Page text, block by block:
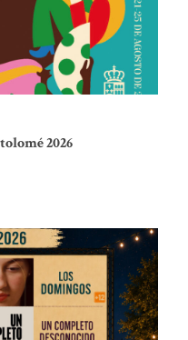
2026